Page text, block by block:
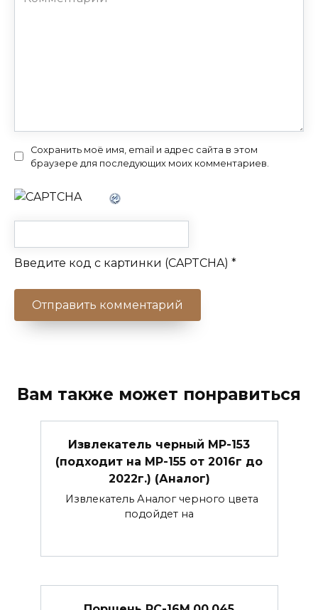
Сохранить моё имя, email и адрес сайта в этом
браузере для последующих моих комментариев.
Введите код с картинки (CAPTCHA) *
Вам также может понравиться
Извлекатель черный МР-153
(подходит на МР-155 от 2016г до
2022г.) (Аналог)
Извлекатель Аналог черного цвета
подойдет на